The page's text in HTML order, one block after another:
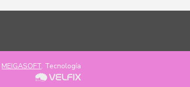
MEIGASOFT. Tecnología